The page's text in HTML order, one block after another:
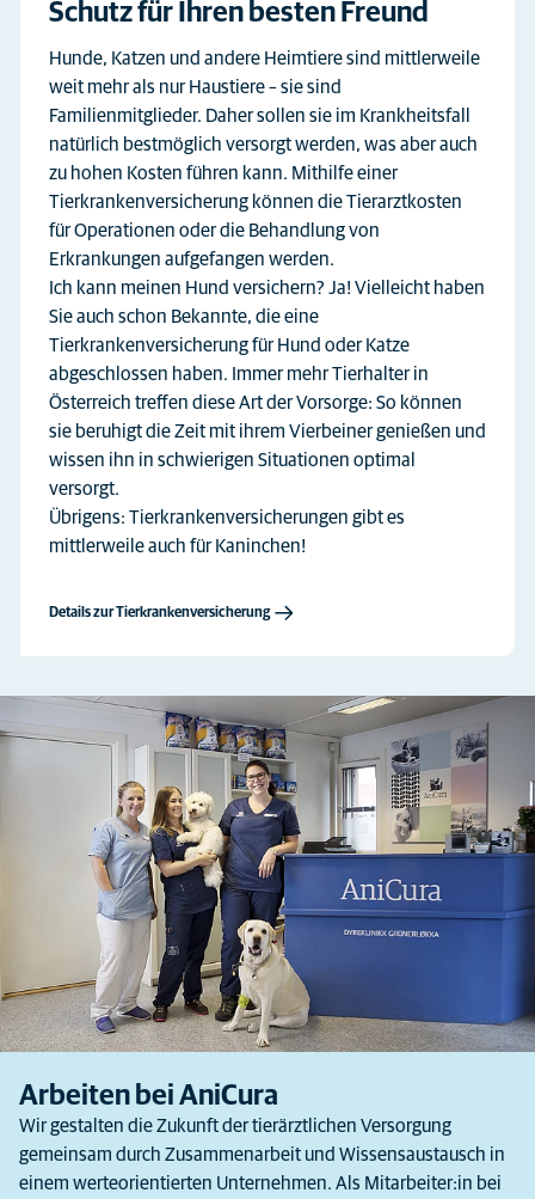
Schutz für Ihren besten Freund
Hunde, Katzen und andere Heimtiere sind mittlerweile
weit mehr als nur Haustiere – sie sind
Familienmitglieder. Daher sollen sie im Krankheitsfall
natürlich bestmöglich versorgt werden, was aber auch
zu hohen Kosten führen kann. Mithilfe einer
Tierkrankenversicherung können die Tierarztkosten
für Operationen oder die Behandlung von
Erkrankungen aufgefangen werden.
Ich kann meinen Hund versichern? Ja! Vielleicht haben
Sie auch schon Bekannte, die eine
Tierkrankenversicherung für Hund oder Katze
abgeschlossen haben. Immer mehr Tierhalter in
Österreich treffen diese Art der Vorsorge: So können
sie beruhigt die Zeit mit ihrem Vierbeiner genießen und
wissen ihn in schwierigen Situationen optimal
versorgt.
Übrigens: Tierkrankenversicherungen gibt es
mittlerweile auch für Kaninchen!
Details zur Tierkrankenversicherung
Arbeiten bei AniCura
Wir gestalten die Zukunft der tierärztlichen Versorgung
gemeinsam durch Zusammenarbeit und Wissensaustausch in
einem werteorientierten Unternehmen. Als Mitarbeiter:in bei